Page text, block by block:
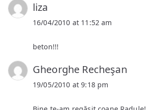
liza
16/04/2010 at 11:52 am
beton!!!
Gheorghe Recheşan
19/05/2010 at 9:18 pm